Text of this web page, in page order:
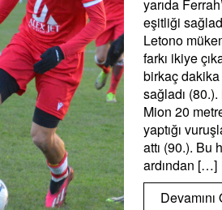
yarıda
eşitliği
Letono
farkı ikiye
birkaç
sağladı
Mion 20
yaptığı
attı (90.). Bu
ardından […]
Devamını